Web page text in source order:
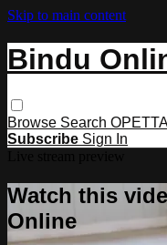
Skip to main content
Bindu
Browse Search
Subscribe Sign In
Watch this
Online